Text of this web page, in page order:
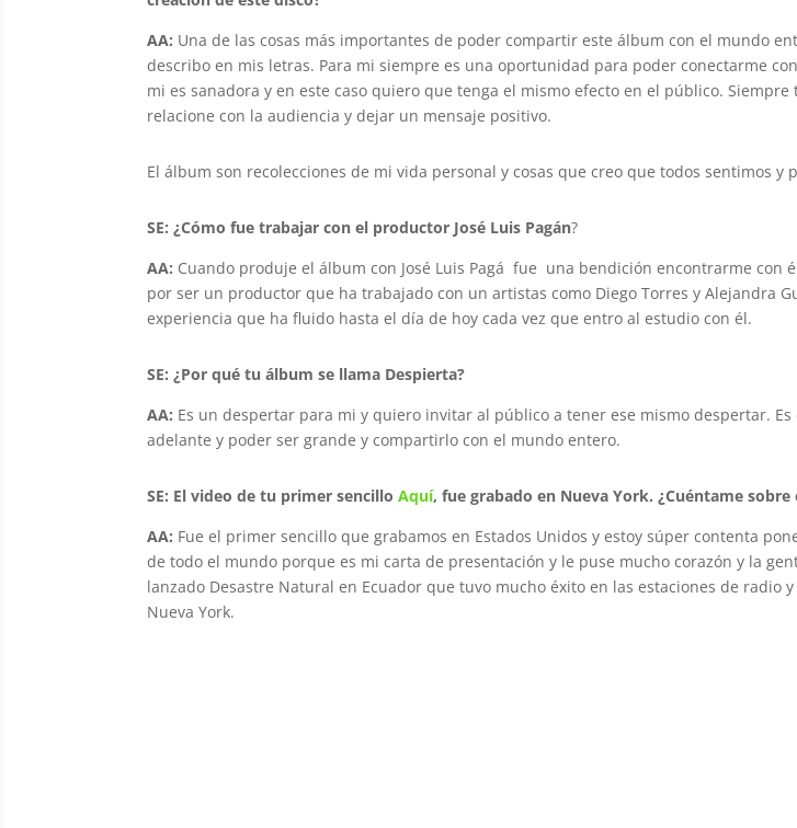
AA: Una de las cosas más importantes de poder compartir este álbum con el mundo
describo en mis letras. Para mi siempre es una oportunidad para poder conectarme
mi es sanadora y en este caso quiero que tenga el mismo efecto en el público.
relacione con la audiencia y dejar un mensaje positivo.
El álbum son recolecciones de mi vida personal y cosas que creo que todos sentimos y
SE: ¿Cómo fue trabajar con el productor José Luis Pagán?
AA: Cuando produje el álbum con José Luis Pagá fue una bendición encontrarme con
por ser un productor que ha trabajado con un artistas como Diego Torres yAlejandra
experiencia que ha fluido hasta el día de hoy cada vez que entro al estudio con él.
SE: ¿Por qué tu álbum se llama Despierta?
AA: Es un despertar para mi y quiero invitar al público a tener ese mismo despertar.
adelante y poder ser grande y compartirlo con el mundo entero.
SE: El video de tu primer sencilloAquí, fue grabado en Nueva York. ¿Cuéntame sobre
AA: Fue el primer sencillo que grabamos en Estados Unidos y estoy súper contenta
de todo el mundo porque es mi carta de presentación y le puse mucho corazón y la
lanzado Desastre Naturalen Ecuador que tuvo mucho éxito en las estaciones de radio
Nueva York.